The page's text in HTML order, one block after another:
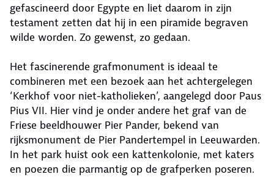
gefascineerd door Egypte en liet daarom in zijn
testament zetten dat hij in een piramide begraven
wilde worden. Zo gewenst, zo gedaan.
Het fascinerende grafmonument is ideaal te
combineren met een bezoek aan het achtergelegen
‘Kerkhof voor niet-katholieken’, aangelegd door Paus
Pius VII. Hier vind je onder andere het graf van de
Friese beeldhouwer Pier Pander, bekend van
rijksmonument de Pier Pandertempel in Leeuwarden.
In het park huist ook een kattenkolonie, met katers
en poezen die parmantig op de grafperken poseren.